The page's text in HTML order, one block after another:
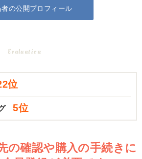
者の公開プロフィール
Evaluation
位
5位
の確認や購入の手続きに